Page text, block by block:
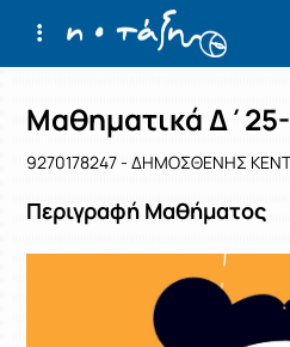
Αρχική Σελίδα
Μάθημα :
Κωδικός :
Μαθηματικά
9270178247 - ΔΗΜΟΣΘΕΝΗΣ
Περιγραφή Μαθήματος